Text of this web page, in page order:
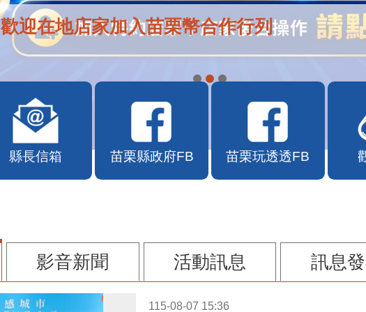
歡迎在地店家加入苗栗幣合作行列
縣長信箱 苗栗縣政府FB 苗栗玩透透FB
影音新聞 活動訊息 訊息
115-08-07 15:36